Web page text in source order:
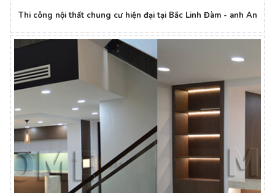
Thi công nội thất chung cư hiện đại tại Bắc Linh Đàm - anh An